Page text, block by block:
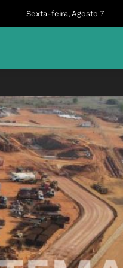
Sexta-feira, Agosto 7